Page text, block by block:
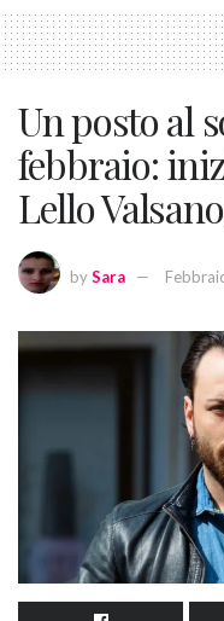
Un posto al
febbraio:
Lello
bySara